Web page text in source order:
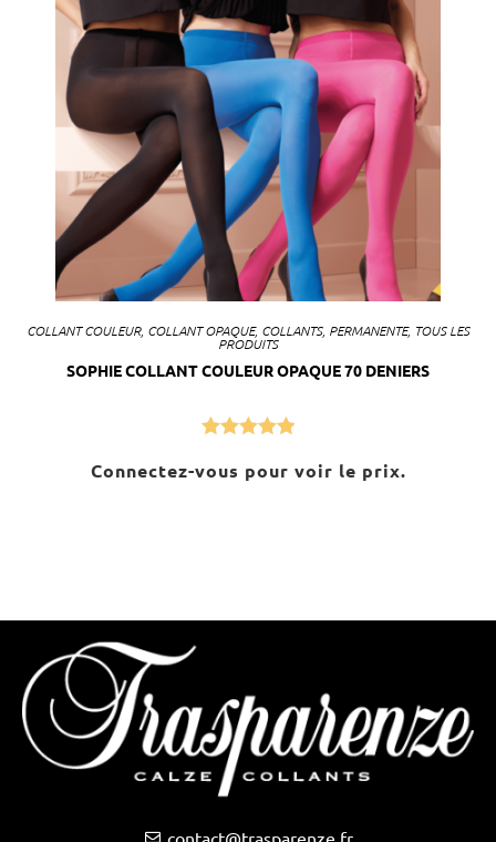
COLLANT COULEUR, COLLANT OPAQUE, COLLANTS, PERMANENTE, TOUS LES
PRODUITS
SOPHIE COLLANT COULEUR OPAQUE 70 DENIERS
sur 5
Connectez-vous pour voir le prix.
contact@trasparenze.fr